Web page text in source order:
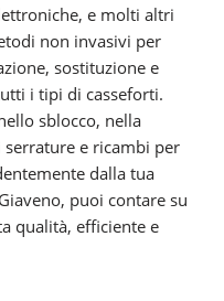
e molti altri
non invasivi per
sostituzione e
i tipi di casseforti.
sblocco, nella
e ricambi per
dalla tua
puoi contare su
qualità, efficiente e